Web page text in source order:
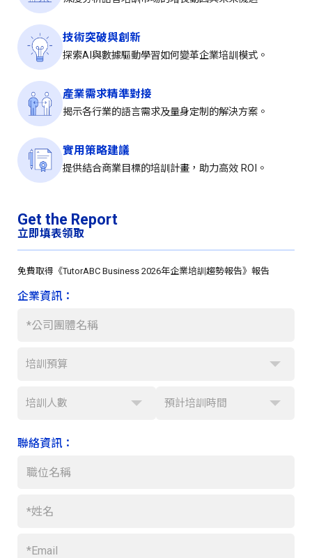
技術突破與創新
探索AI與數據驅動學習如何變革企業培訓模式。
產業需求精準對接
揭示各行業的語言需求及量身定制的解決方案。
實用策略建議
提供結合商業目標的培訓計畫，助力高效 ROI。
Get the Report
立即填表領取
免費取得《TutorABC Business 2026年企業培訓趨勢報告》報告
企業資訊：
培訓預算
培訓人數 預計培訓時間
聯絡資訊：